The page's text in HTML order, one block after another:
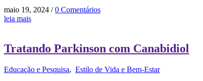
maio 19, 2024 / 0 Comentários
leia mais
Tratando Parkinson com Canabidiol
Educação e Pesquisa, Estilo de Vida e Bem-Estar